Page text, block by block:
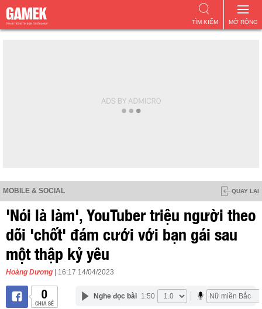
MỞ RỘNG
TÌM KIẾM
MOBILE & SOCIAL QUAY LẠI
'Nói là làm', YouTuber triệu người theo
dõi 'chốt' đám cưới với bạn gái sau
một thập kỷ yêu
Hoàng Dương | 16:17 14/04/2023
0
CHIA SẺ
Nghe đọc bài 1:50